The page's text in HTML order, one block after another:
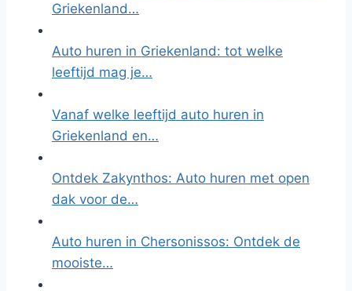
Griekenland…
Auto huren in Griekenland: tot welke
leeftijd mag je…
Vanaf welke leeftijd auto huren in
Griekenland en…
Ontdek Zakynthos: Auto huren met open
dak voor de…
Auto huren in Chersonissos: Ontdek de
mooiste…